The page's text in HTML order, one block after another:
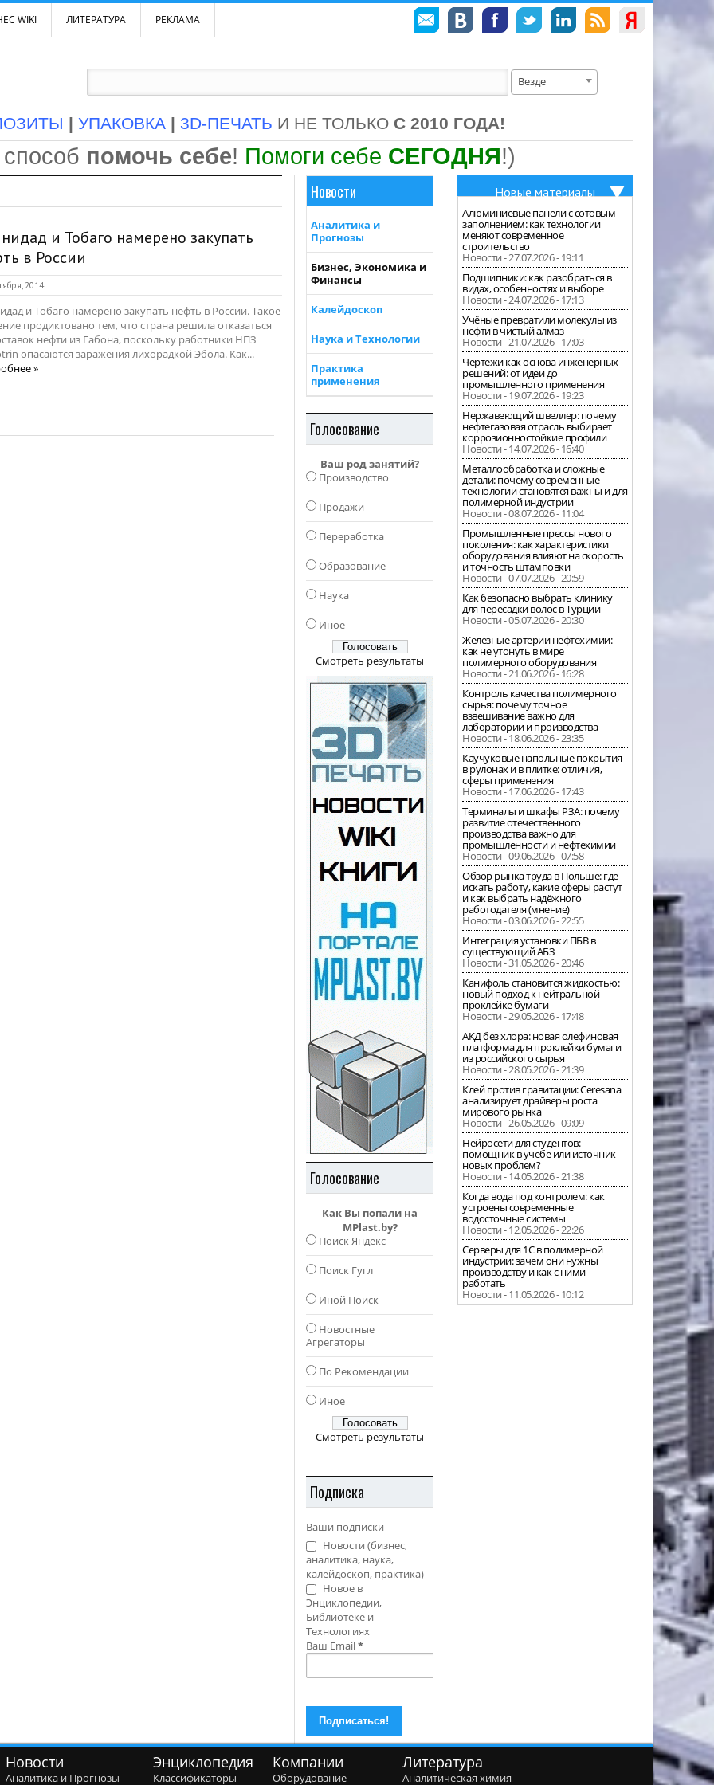
WIKI ЛИТЕРАТУРА РЕКЛАМА
Везде
| УПАКОВКА | 3D-ПЕЧАТЬ И НЕ ТОЛЬКО С 2010 ГОДА!
помочь себе! Помоги себе СЕГОДНЯ!)
и Тобаго намерено закупать
в России
2014
и Тобаго намерено закупать нефть в России. Такое
продиктовано тем, что страна решила отказаться
нефти из Габона, поскольку работники НПЗ
опасаются заражения лихорадкой Эбола. Как...
»
Новости
Аналитика и
Прогнозы
Бизнес, Экономика и
Финансы
Калейдоскоп
Наука и Технологии
Практика
применения
Голосование
Ваш род занятий?
Производство
Продажи
Переработка
Образование
Наука
Иное
Смотреть результаты
Голосование
Как Вы попали на
MPlast.by?
Поиск Яндекс
Поиск Гугл
Иной Поиск
Новостные
Агрегаторы
По Рекомендации
Иное
Смотреть результаты
Подписка
Ваши подписки
Новости (бизнес,
аналитика, наука,
калейдоскоп, практика)
Новое в
Энциклопедии,
Библиотеке и
Технологиях
Ваш Email*
Новые материалы
Алюминиевые панели с сотовым
заполнением: как технологии
меняют современное
строительство
Новости - 27.07.2026 - 19:11
Подшипники: как разобраться в
видах, особенностях и выборе
Новости - 24.07.2026 - 17:13
Учёные превратили молекулы из
нефти в чистый алмаз
Новости - 21.07.2026 - 17:03
Чертежи как основа инженерных
решений: от идеи до
промышленного применения
Новости - 19.07.2026 - 19:23
Нержавеющий швеллер: почему
нефтегазовая отрасль выбирает
коррозионностойкие профили
Новости - 14.07.2026 - 16:40
Металлообработка и сложные
детали: почему современные
технологии становятся важны и для
полимерной индустрии
Новости - 08.07.2026 - 11:04
Промышленные прессы нового
поколения: как характеристики
оборудования влияют на скорость
и точность штамповки
Новости - 07.07.2026 - 20:59
Как безопасно выбрать клинику
для пересадки волос в Турции
Новости - 05.07.2026 - 20:30
Железные артерии нефтехимии:
как не утонуть в мире
полимерного оборудования
Новости - 21.06.2026 - 16:28
Контроль качества полимерного
сырья: почему точное
взвешивание важно для
лаборатории и производства
Новости - 18.06.2026 - 23:35
Каучуковые напольные покрытия
в рулонах и в плитке: отличия,
сферы применения
Новости - 17.06.2026 - 17:43
Терминалы и шкафы РЗА: почему
развитие отечественного
производства важно для
промышленности и нефтехимии
Новости - 09.06.2026 - 07:58
Обзор рынка труда в Польше: где
искать работу, какие сферы растут
и как выбрать надёжного
работодателя (мнение)
Новости - 03.06.2026 - 22:55
Интеграция установки ПБВ в
существующий АБЗ
Новости - 31.05.2026 - 20:46
Канифоль становится жидкостью:
новый подход к нейтральной
проклейке бумаги
Новости - 29.05.2026 - 17:48
АКД без хлора: новая олефиновая
платформа для проклейки бумаги
из российского сырья
Новости - 28.05.2026 - 21:39
Клей против гравитации: Ceresana
анализирует драйверы роста
мирового рынка
Новости - 26.05.2026 - 09:09
Нейросети для студентов:
помощник в учебе или источник
новых проблем?
Новости - 14.05.2026 - 21:38
Когда вода под контролем: как
устроены современные
водосточные системы
Новости - 12.05.2026 - 22:26
Серверы для 1С в полимерной
индустрии: зачем они нужны
производству и как с ними
работать
Новости - 11.05.2026 - 10:12
Новости
Аналитика и Прогнозы
Энциклопедия
Классификаторы
Компании
Оборудование
Литература
Аналитическая химия